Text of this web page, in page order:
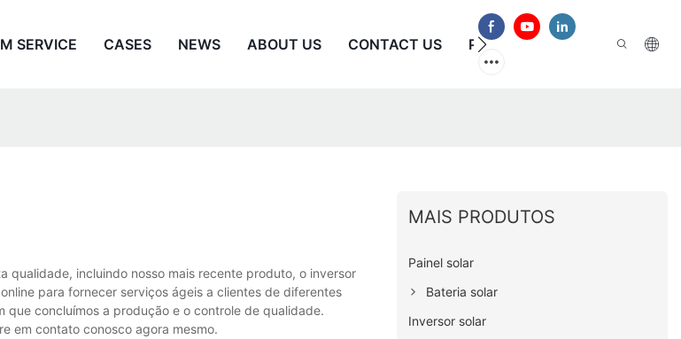
SERVICE CASES NEWS ABOUT US CONTACT US PERGUNTAS FREQUENTES
qualidade, incluindo nosso mais recente produto, o inversor
para fornecer serviços ágeis a clientes de diferentes
que concluímos a produção e o controle de qualidade.
em contato conosco agora mesmo.
MAIS PRODUTOS
Painel solar
Bateria solar
Inversor solar